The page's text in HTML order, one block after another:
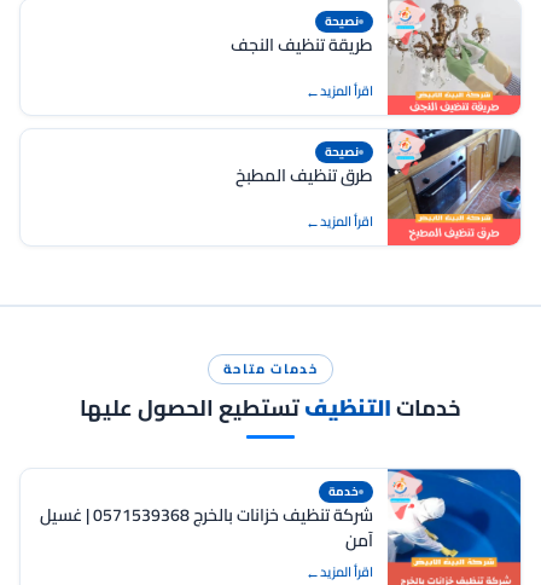
نصيحة
طريقة تنظيف النجف
اقرأ المزيد
نصيحة
طرق تنظيف المطبخ
اقرأ المزيد
خدمات متاحة
خدماتالتنظيفتستطيع الحصول عليها
خدمة
شركة تنظيف خزانات بالخرج 0571539368 | غسيل
آمن
اقرأ المزيد